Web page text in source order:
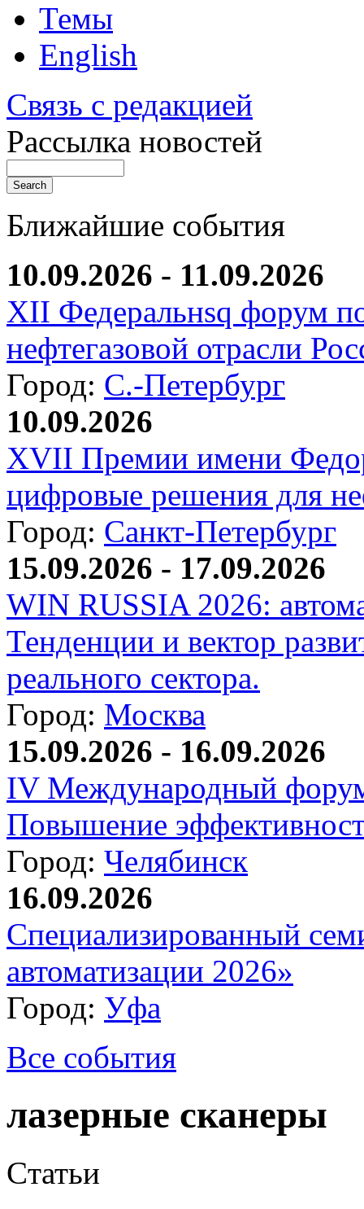
Темы
English
Связь с редакцией
Рассылка новостей
Ближайшие события
10.09.2026 - 11.09.2026
XII Федеральнsq форум
нефтегазовой отрасли
Город: С.-Петербург
10.09.2026
XVII Премии имени
цифровые решения для
Город: Санкт-Петербург
15.09.2026 - 17.09.2026
WIN RUSSIA 2026:
Тенденции и вектор
реального сектора.
Город: Москва
15.09.2026 - 16.09.2026
IV Международный
Повышение
Город: Челябинск
16.09.2026
Специализированный
автоматизации 2026»
Город: Уфа
Все события
лазерные сканеры
Статьи